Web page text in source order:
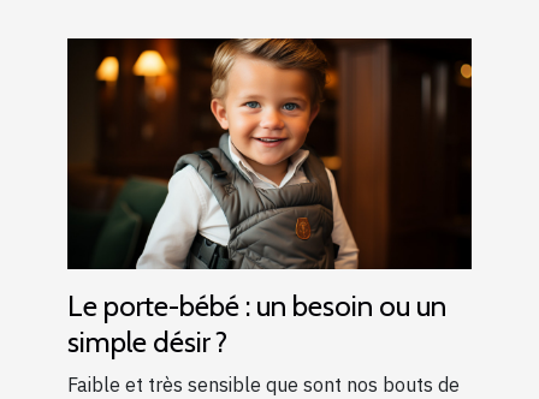
Le porte-bébé : un besoin ou un
simple désir ?
Faible et très sensible que sont nos bouts de